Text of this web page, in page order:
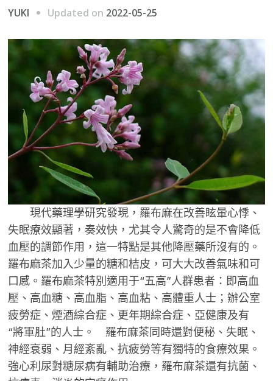
YUKI Updated on 2022-05-25
現代藥理學研究發現，羅布麻在改善眩暈心悸、
失眠療效顯著，奏效快，尤其令人驚奇的是不會降低
血壓的調節作用，這一特點是其他降壓藥所沒有的。
羅布麻茶加入少量的糖和桔皮，可大大改善氣味和可
口感。羅布麻茶特別適用于“五高”人群患者：即高血
壓、高血糖、高血脂、高血粘、高體重人士；辦公室
疲勞症、煙酒綜合症、更年期綜合症、亞健康及有
“將軍肚”的人士。 羅布麻茶同時還對便秘、失眠、
神經衰弱、月經紊亂、抗疲勞等有獨特的食療效果。
強心利尿對糖尿病有輔助治療，羅布麻茶還有抗菌、